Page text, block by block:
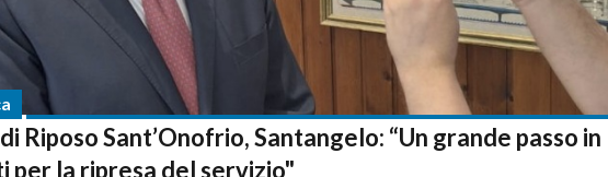
Riposo Sant’Onofrio, Santangelo: “Un grande passo in
per la ripresa del servizio"